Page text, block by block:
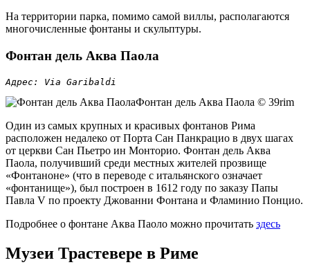
На территории парка, помимо самой виллы, располагаются
многочисленные фонтаны и скульптуры.
Фонтан дель Аква Паола
Адрес: Via Garibaldi
Фонтан дель Аква Паола © 39rim
Один из самых крупных и красивых фонтанов Рима
расположен недалеко от Порта Сан Панкрацио в двух шагах
от церкви Сан Пьетро ин Монторио. Фонтан дель Аква
Паола, получивший среди местных жителей прозвище
«Фонтаноне» (что в переводе с итальянского означает
«фонтанище»), был построен в 1612 году по заказу Папы
Павла V по проекту Джованни Фонтана и Фламинио Понцио.
Подробнее о фонтане Аква Паоло можно прочитать здесь
Музеи Трастевере в Риме